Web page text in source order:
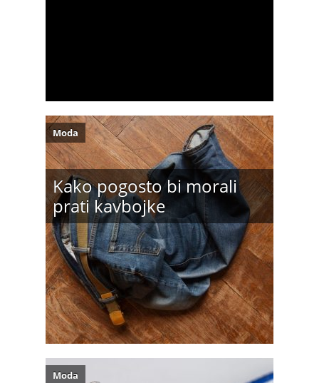
Kako pogosto bi morali
prati kavbojke
Moda
Moda